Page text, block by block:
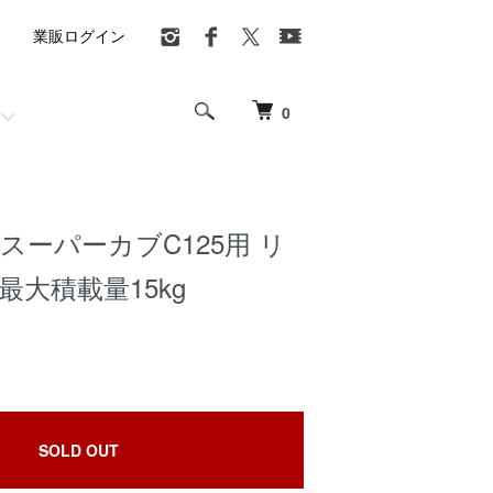
0
業販ログイン
ーパーカブC125用 リ
大積載量15kg
SOLD OUT